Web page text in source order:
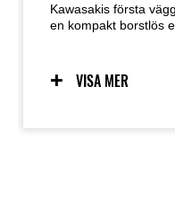
Kawasakis första
en kompakt borstlös
medan unika EV-
Mode bidrar till den
VISA MER